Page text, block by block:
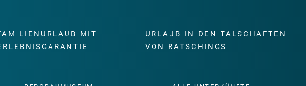
MIT
URLAUB IN DEN TALSCHAFTEN
VON RATSCHINGS